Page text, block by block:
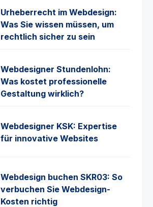
Urheberrecht im Webdesign:
Was Sie wissen müssen, um
rechtlich sicher zu sein
Webdesigner Stundenlohn:
Was kostet professionelle
Gestaltung wirklich?
Webdesigner KSK: Expertise
für innovative Websites
Webdesign buchen SKR03: So
verbuchen Sie Webdesign-
Kosten richtig